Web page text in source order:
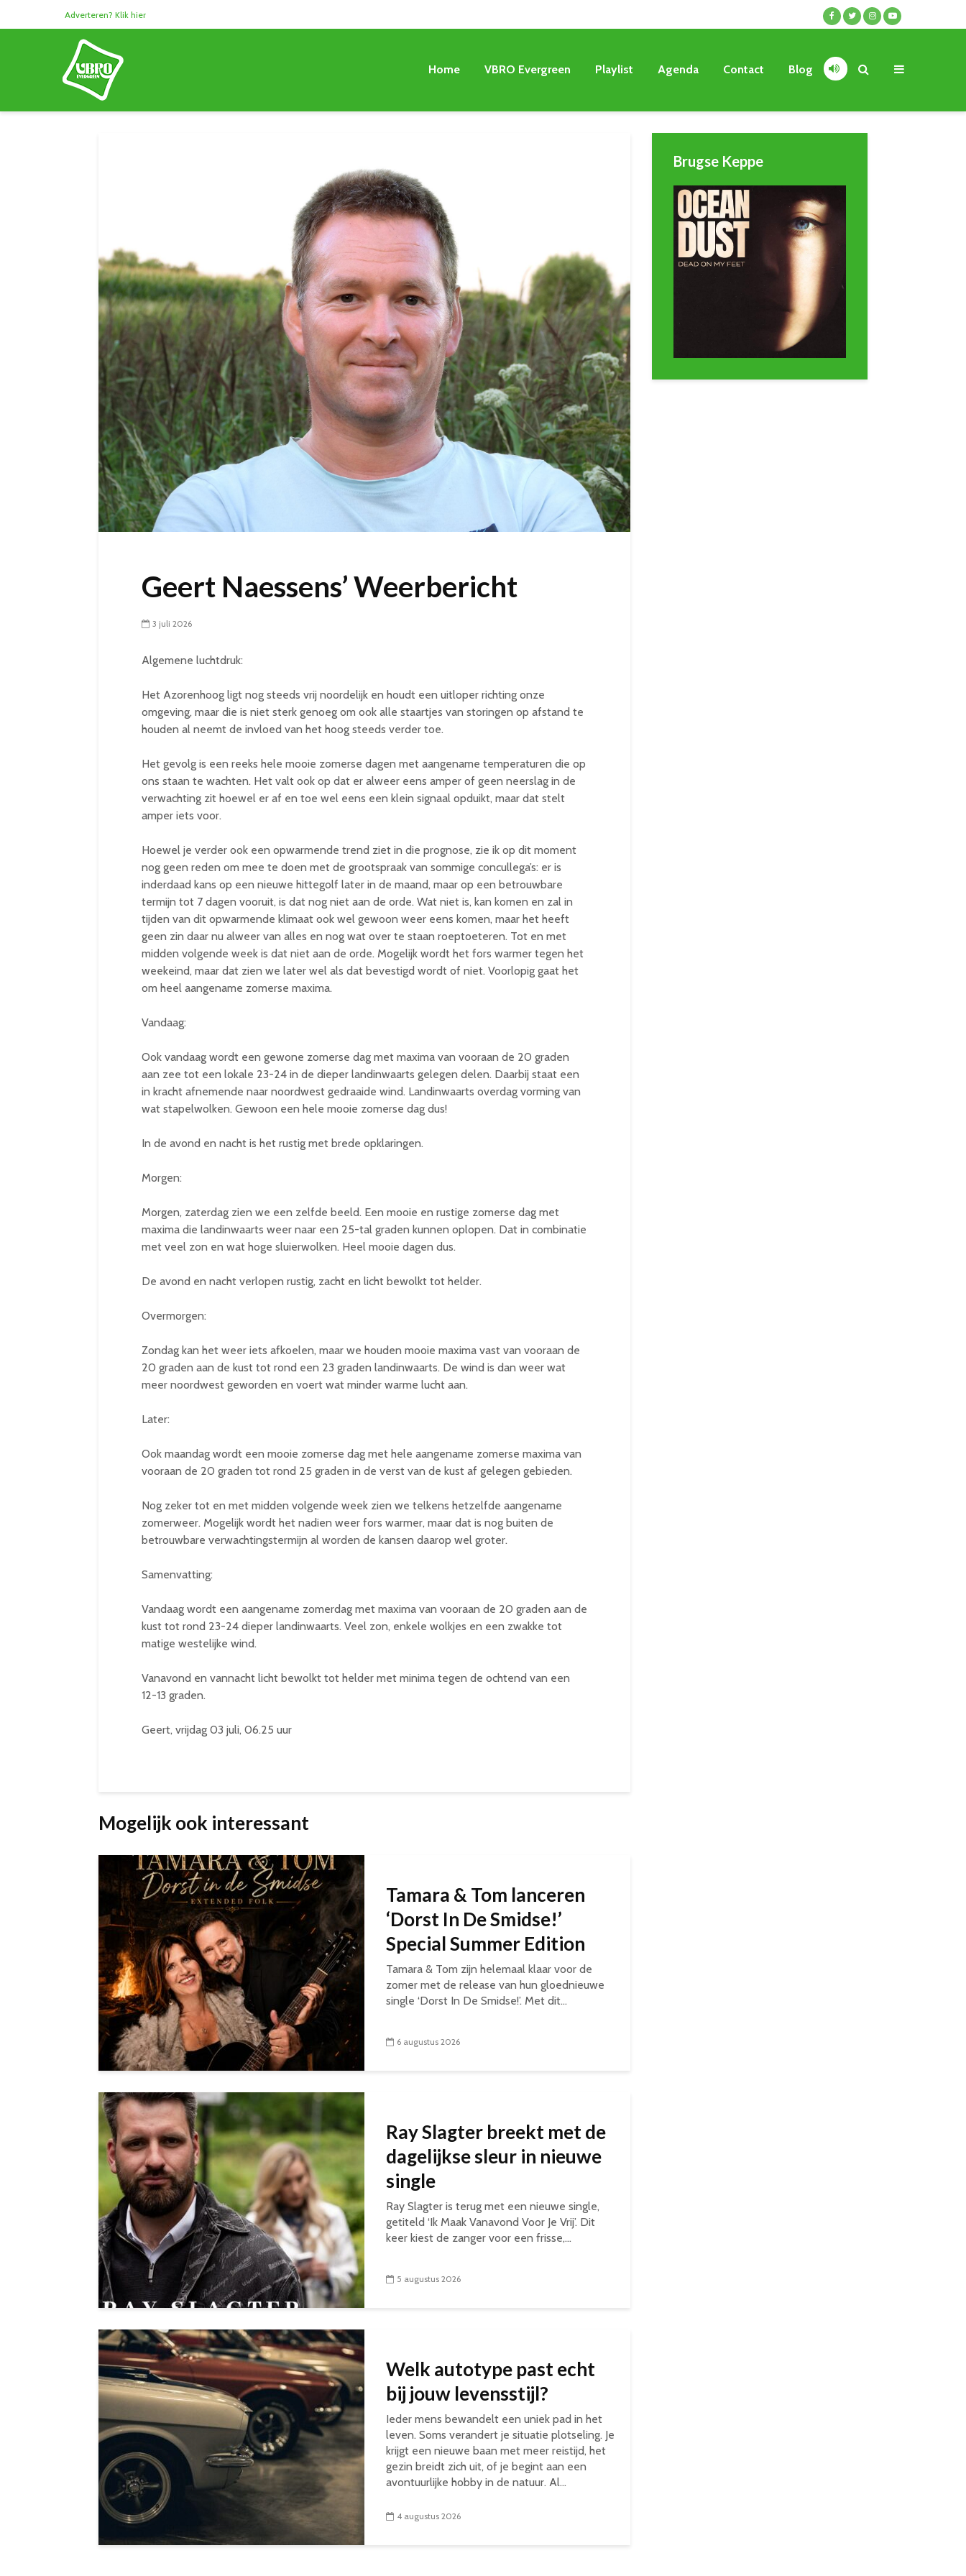
Adverteren? Klik hier
Home VBRO Evergreen Playlist Agenda Contact Blog
Geert Naessens’ Weerbericht
3 juli 2026
Algemene luchtdruk:
Het Azorenhoog ligt nog steeds vrij noordelijk en houdt een uitloper richting onze
omgeving, maar die is niet sterk genoeg om ook alle staartjes van storingen op afstand te
houden al neemt de invloed van het hoog steeds verder toe.
Het gevolg is een reeks hele mooie zomerse dagen met aangename temperaturen die op
ons staan te wachten. Het valt ook op dat er alweer eens amper of geen neerslag in de
verwachting zit hoewel er af en toe wel eens een klein signaal opduikt, maar dat stelt
amper iets voor.
Hoewel je verder ook een opwarmende trend ziet in die prognose, zie ik op dit moment
nog geen reden om mee te doen met de grootspraak van sommige concullega’s: er is
inderdaad kans op een nieuwe hittegolf later in de maand, maar op een betrouwbare
termijn tot 7 dagen vooruit, is dat nog niet aan de orde. Wat niet is, kan komen en zal in
tijden van dit opwarmende klimaat ook wel gewoon weer eens komen, maar het heeft
geen zin daar nu alweer van alles en nog wat over te staan roeptoeteren. Tot en met
midden volgende week is dat niet aan de orde. Mogelijk wordt het fors warmer tegen het
weekeind, maar dat zien we later wel als dat bevestigd wordt of niet. Voorlopig gaat het
om heel aangename zomerse maxima.
Vandaag:
Ook vandaag wordt een gewone zomerse dag met maxima van vooraan de 20 graden
aan zee tot een lokale 23-24 in de dieper landinwaarts gelegen delen. Daarbij staat een
in kracht afnemende naar noordwest gedraaide wind. Landinwaarts overdag vorming van
wat stapelwolken. Gewoon een hele mooie zomerse dag dus!
In de avond en nacht is het rustig met brede opklaringen.
Morgen:
Morgen, zaterdag zien we een zelfde beeld. Een mooie en rustige zomerse dag met
maxima die landinwaarts weer naar een 25-tal graden kunnen oplopen. Dat in combinatie
met veel zon en wat hoge sluierwolken. Heel mooie dagen dus.
De avond en nacht verlopen rustig, zacht en licht bewolkt tot helder.
Overmorgen:
Zondag kan het weer iets afkoelen, maar we houden mooie maxima vast van vooraan de
20 graden aan de kust tot rond een 23 graden landinwaarts. De wind is dan weer wat
meer noordwest geworden en voert wat minder warme lucht aan.
Later:
Ook maandag wordt een mooie zomerse dag met hele aangename zomerse maxima van
vooraan de 20 graden tot rond 25 graden in de verst van de kust af gelegen gebieden.
Nog zeker tot en met midden volgende week zien we telkens hetzelfde aangename
zomerweer. Mogelijk wordt het nadien weer fors warmer, maar dat is nog buiten de
betrouwbare verwachtingstermijn al worden de kansen daarop wel groter.
Samenvatting:
Vandaag wordt een aangename zomerdag met maxima van vooraan de 20 graden aan de
kust tot rond 23-24 dieper landinwaarts. Veel zon, enkele wolkjes en een zwakke tot
matige westelijke wind.
Vanavond en vannacht licht bewolkt tot helder met minima tegen de ochtend van een
12-13 graden.
Geert, vrijdag 03 juli, 06.25 uur
Mogelijk ook interessant
Tamara & Tom lanceren
‘Dorst In De Smidse!’
Special Summer Edition
Tamara & Tom zijn helemaal klaar voor de
zomer met de release van hun gloednieuwe
single ‘Dorst In De Smidse!’. Met dit...
6 augustus 2026
Ray Slagter breekt met de
dagelijkse sleur in nieuwe
single
Ray Slagter is terug met een nieuwe single,
getiteld ‘Ik Maak Vanavond Voor Je Vrij’. Dit
keer kiest de zanger voor een frisse,...
5 augustus 2026
Welk autotype past echt
bij jouw levensstijl?
Ieder mens bewandelt een uniek pad in het
leven. Soms verandert je situatie plotseling. Je
krijgt een nieuwe baan met meer reistijd, het
gezin breidt zich uit, of je begint aan een
avontuurlijke hobby in de natuur. Al...
4 augustus 2026
Brugse Keppe